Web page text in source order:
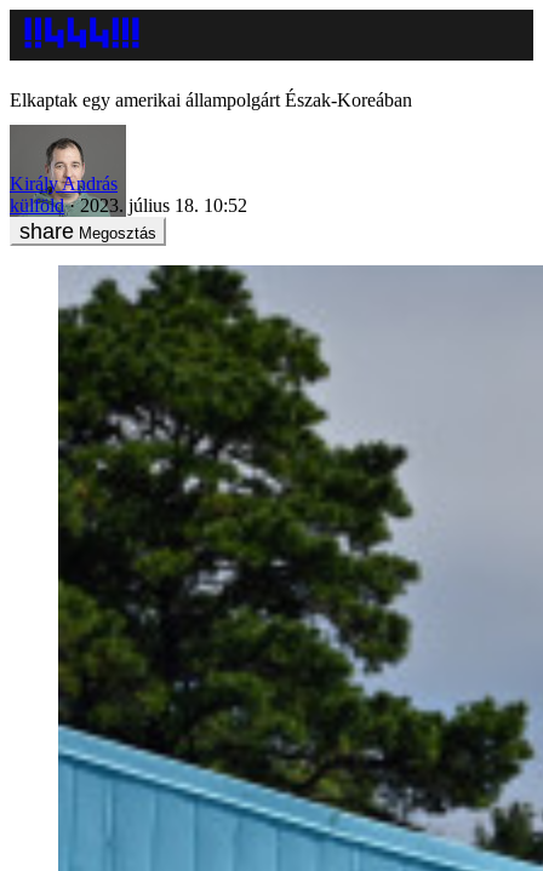
Elkaptak egy amerikai állampolgárt Észak-Koreában
Király András
külföld
2023. július 18. 10:52
Megosztás